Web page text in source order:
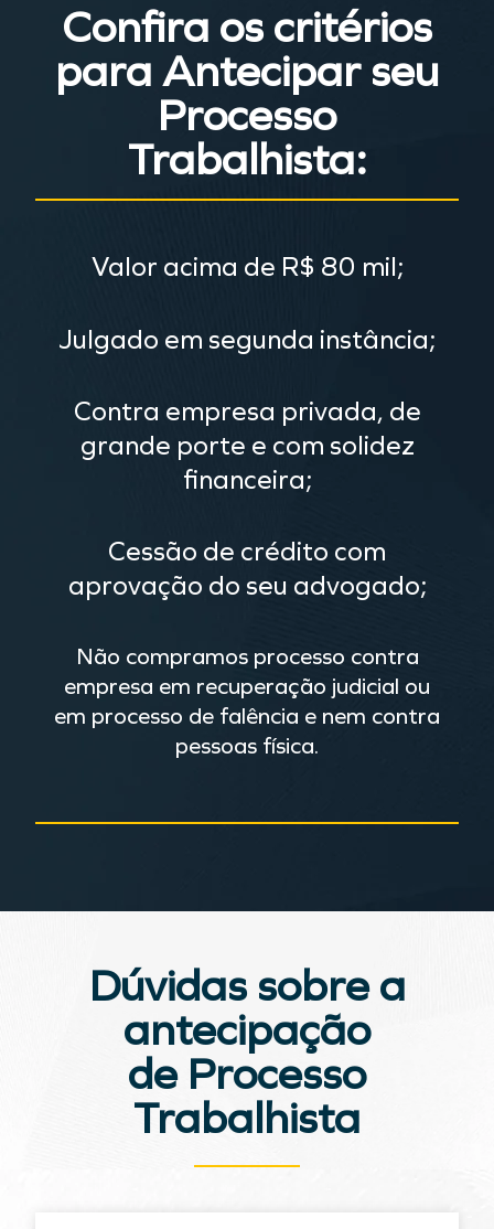
Confira os critérios
para Antecipar seu
Processo
Trabalhista:
Valor acima de R$ 80 mil;
Julgado em segunda instância;
Contra empresa privada, de
grande porte e com solidez
financeira;
Cessão de crédito com
aprovação do seu advogado;
Não compramos processo contra
empresa em recuperação judicial ou
em processo de falência e nem contra
pessoas física.
Dúvidas sobre a
antecipação
de Processo
Trabalhista